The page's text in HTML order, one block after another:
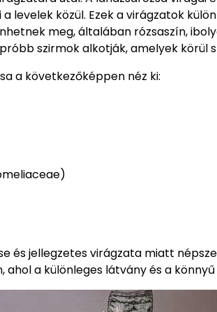
levelek közül. Ezek a virágzatok
meg, általában rózsaszín,
szirmok alkotják, amelyek körül
a következőképpen néz ki:
és jellegzetes virágzata miatt
a különleges látvány és a